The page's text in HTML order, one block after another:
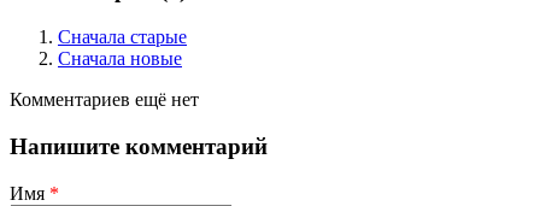
Сначала старые
Сначала новые
Комментариев ещё нет
Напишите комментарий
Имя *